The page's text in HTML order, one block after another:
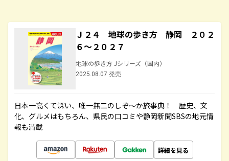
Ｊ２４ 地球の歩き方 静岡 ２０２
６～２０２７
地球の歩き方 Jシリーズ（国内）
2025.08.07 発売
日本一高くて深い、唯一無二のしぞ～か旅事典！ 歴史、文
化、グルメはもちろん、県民の口コミや静岡新聞SBSの地元情
報も満載
詳細を見る